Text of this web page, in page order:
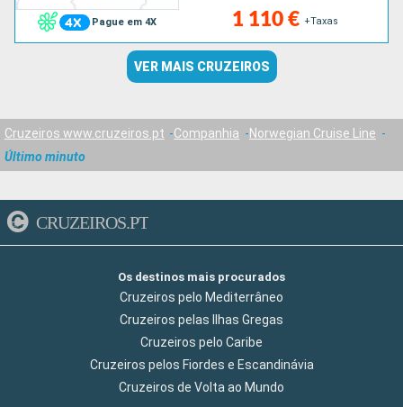
Pague em 4X 1 110 € +Taxas
VER MAIS CRUZEIROS
Cruzeiros www.cruzeiros.pt Companhia
Norwegian Cruise Line
Último minuto
CRUZEIROS.PT
Os destinos mais procurados
Cruzeiros pelo Mediterrâneo
Cruzeiros pelas Ilhas Gregas
Cruzeiros pelo Caribe
Cruzeiros pelos Fiordes e Escandinávia
Cruzeiros de Volta ao Mundo